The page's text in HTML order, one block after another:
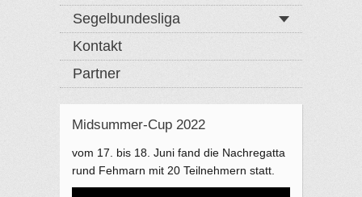
Segelbundesliga
Kontakt
Partner
Midsummer-Cup 2022
vom 17. bis 18. Juni fand die Nachregatta
rund Fehmarn mit 20 Teilnehmern statt.